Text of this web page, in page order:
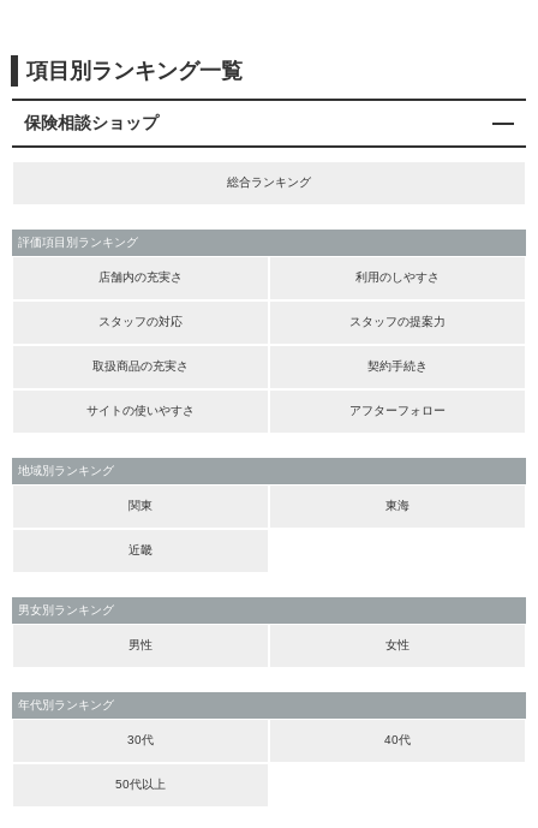
項目別ランキング一覧
保険相談ショップ
総合ランキング
評価項目別ランキング
店舗内の充実さ 利用のしやすさ
スタッフの対応 スタッフの提案力
取扱商品の充実さ 契約手続き
サイトの使いやすさ アフターフォロー
地域別ランキング
関東 東海
近畿
男女別ランキング
男性 女性
年代別ランキング
30代 40代
50代以上